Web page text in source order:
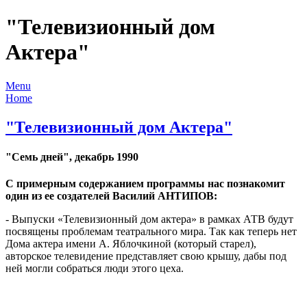
"Телевизионный дом
Актера"
Menu
Home
"Телевизионный дом Актера"
"Семь дней", декабрь 1990
С примерным содержанием программы нас познакомит
один из ее создателей Василий АНТИПОВ:
- Выпуски «Телевизионный дом актера» в рамках АТВ будут
посвящены проблемам театрального мира. Так как теперь нет
Дома актера имени А. Яблочкиной (который старел),
авторское телевидение представляет свою крышу, дабы под
ней могли собраться люди этого цеха.